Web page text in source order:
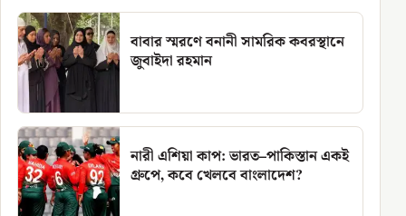
বাবার স্মরণে বনানী সামরিক কবরস্থানে
জুবাইদা রহমান
নারী এশিয়া কাপ: ভারত–পাকিস্তান একই
গ্রুপে, কবে খেলবে বাংলাদেশ?